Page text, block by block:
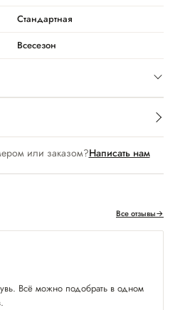
или заказом?Написать нам
Все отзывы→
Всё можно подобрать в одном
Стандартная
Всесезон